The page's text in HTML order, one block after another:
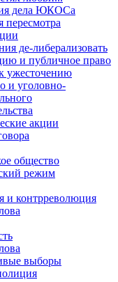
дела ЮКОСа
пересмотра
де-либерализовать
и публичное право
ужесточению
и уголовно-
акции
общество
режим
и контрреволюция
выборы